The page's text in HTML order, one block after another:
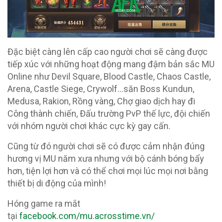
Đặc biệt càng lên cấp cao người chơi sẽ càng được
tiếp xúc với những hoạt động mang đậm bản sắc MU
Online như Devil Square, Blood Castle, Chaos Castle,
Arena, Castle Siege, Crywolf…săn Boss Kundun,
Medusa, Rakion, Rồng vàng, Chợ giao dịch hay đi
Công thành chiến, Đấu trường PvP thế lực, đội chiến
với nhóm người chơi khác cực kỳ gay cấn.
Cũng từ đó người chơi sẽ có được cảm nhận đúng
hương vị MU năm xưa nhưng với bộ cánh bóng bẩy
hơn, tiện lợi hơn và có thể chơi mọi lúc mọi nơi bằng
thiết bị di động của mình!
Hóng game ra mắt
tại facebook.com/mu.acrosstime.vn/